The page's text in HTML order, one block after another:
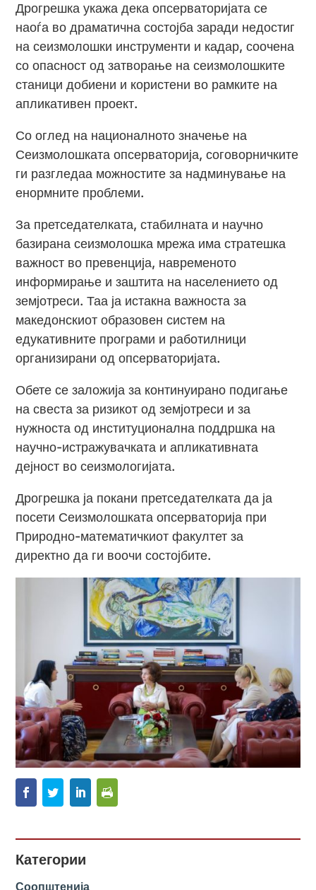
Дрогрешка укажа дека опсерваторијата се
наоѓа во драматична состојба заради недостиг
на сеизмолошки инструменти и кадар, соочена
со опасност од затворање на сеизмолошките
станици добиени и користени во рамките на
апликативен проект.
Со оглед на националното значење на
Сеизмолошката опсерваторија, соговорничките
ги разгледаа можностите за надминување на
енормните проблеми.
За претседателката, стабилната и научно
базирана сеизмолошка мрежа има стратешка
важност во превенција, навременото
информирање и заштита на населението од
земјотреси. Таа ја истакна важноста за
македонскиот образовен систем на
едукативните програми и работилници
организирани од опсерваторијата.
Обете се заложија за континуирано подигање
на свеста за ризикот од земјотреси и за
нужноста од институционална поддршка на
научно-истражувачката и апликативната
дејност во сеизмологијата.
Дрогрешка ја покани претседателката да ја
посети Сеизмолошката опсерваторија при
Природно-математичкиот факултет за
директно да ги воочи состојбите.
Категории
Соопштенија